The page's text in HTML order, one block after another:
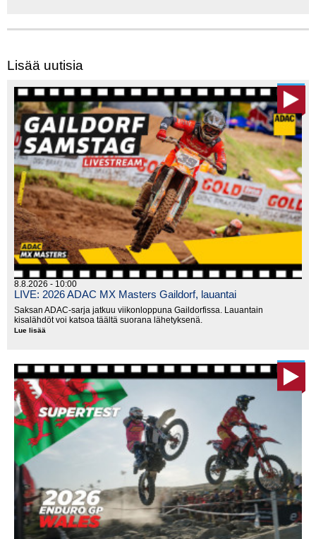
Lisää uutisia
8.8.2026 - 10:00
LIVE: 2026 ADAC MX Masters Gaildorf, lauantai
Saksan ADAC-sarja jatkuu viikonloppuna Gaildorfissa. Lauantain
kisalähdöt voi katsoa täältä suorana lähetyksenä.
Lue lisää
Gaildorf,
lauantai